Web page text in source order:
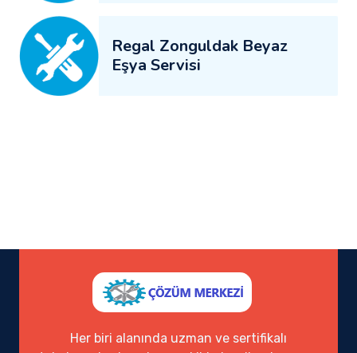
Regal Zonguldak Beyaz
Eşya Servisi
Her biri alanında uzman ve sertifikalı